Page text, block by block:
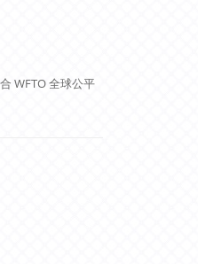
WFTO 全球公平